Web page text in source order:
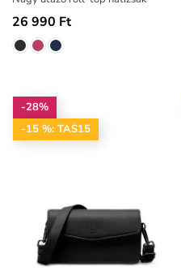
26 990 Ft
-28%
-15 %: TAS15